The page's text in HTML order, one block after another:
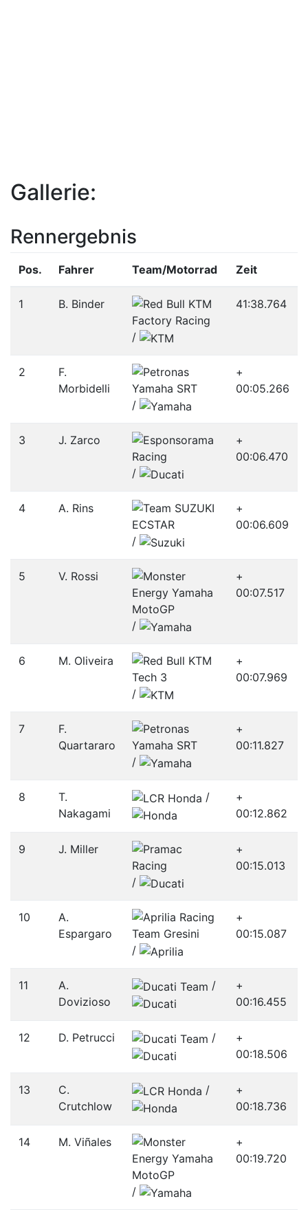
Gallerie:
Rennergebnis
Pos. Fahrer Team/­Motorrad Zeit
1 B. Binder
/­
41:38.764
2
F.
Morbidelli
/­
+
00:05.266
3 J. Zarco
/­
+
00:06.470
4 A. Rins
/­
+
00:06.609
5 V. Rossi
/­
+
00:07.517
6 M. Oliveira
/­
+
00:07.969
7
F.
Quartararo
/­
+
00:11.827
8
T.
Nakagami
/­
+
00:12.862
9 J. Miller
/­
+
00:15.013
10
A.
Espargaro
/­
+
00:15.087
11
A.
Dovizioso
/­
+
00:16.455
12 D. Petrucci /­
+
00:18.506
13
C.
Crutchlow
/­
+
00:18.736
14 M. Viñales
/­
+
00:19.720